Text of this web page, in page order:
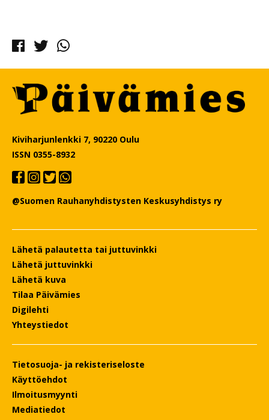
Facebook
TwitterWhatsapp
Kiviharjunlenkki 7, 90220 Oulu
ISSN 0355-8932
@Suomen Rauhanyhdistysten Keskusyhdistys ry
Lähetä palautetta tai juttuvinkki
Lähetä juttuvinkki
Lähetä kuva
Tilaa Päivämies
Digilehti
Yhteystiedot
Tietosuoja- ja rekisteriseloste
Käyttöehdot
Ilmoitusmyynti
Mediatiedot